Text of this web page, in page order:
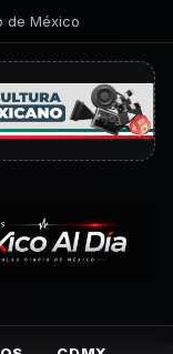
de México